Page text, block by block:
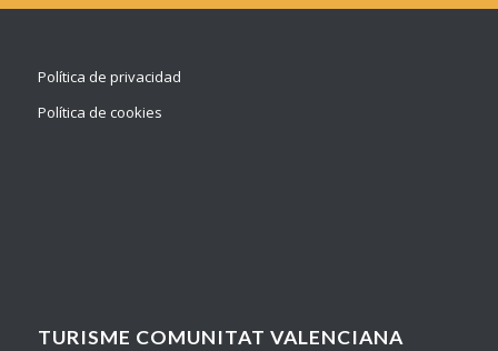
Política de privacidad
Política de cookies
TURISME COMUNITAT VALENCIANA